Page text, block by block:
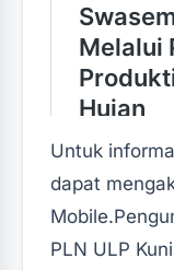
Untuk
dapat
PLN ULP